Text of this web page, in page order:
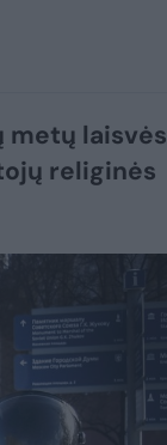
metų laisvės
religinės